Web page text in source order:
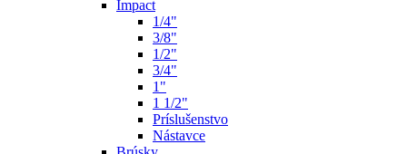
Impact
1/4"
3/8"
1/2"
3/4"
1"
1 1/2"
Príslušenstvo
Nástavce